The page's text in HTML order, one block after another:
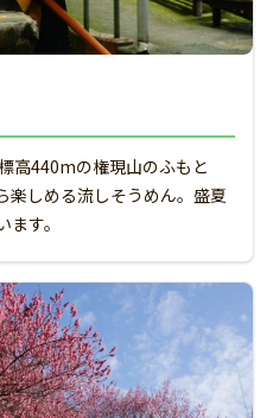
高440mの権現山のふもと
楽しめる流しそうめん。盛夏
す。